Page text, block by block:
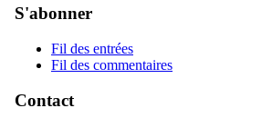
S'abonner
Fil des entrées
Fil des commentaires
Contact